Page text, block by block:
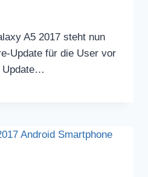
A5 2017 steht nun
Update für die User vor
Update…